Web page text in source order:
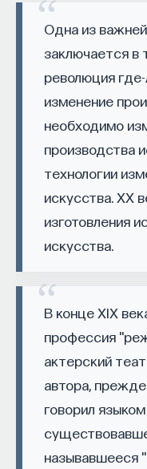
Одна из
заключается в
революция
изменение
необходимо
производства
технологии
искусства. XX
изготовления
искусства.
В конце XIX
профессия
актерский
автора,
говорил
называвшееся
вы занимаетесь
биологией, ИИ или
дисциплинами,
в командах,
Как стать
Заполнить анкету
Посмотреть
чем кажется
«Тема кажется
работать. Но в
намного сложнее.
проявиться через
эффект
момент, когда
тогда все только
адаптируется и
что получил в